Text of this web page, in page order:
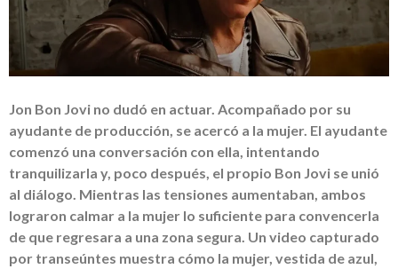
Jon Bon Jovi no dudó en actuar. Acompañado por su
ayudante de producción, se acercó a la mujer. El ayudante
comenzó una conversación con ella, intentando
tranquilizarla y, poco después, el propio Bon Jovi se unió
al diálogo. Mientras las tensiones aumentaban, ambos
lograron calmar a la mujer lo suficiente para convencerla
de que regresara a una zona segura. Un video capturado
por transeúntes muestra cómo la mujer, vestida de azul,